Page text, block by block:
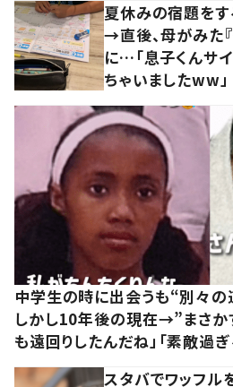
夏休みの宿題をす
→直後、母がみた
に…「息子くんサ
ちゃいましたww」
中学生の時に出会うも“別々の
しかし10年後の現在→”まさか
も遠回りしたんだね」「素敵過ぎ
スタバでワッフル